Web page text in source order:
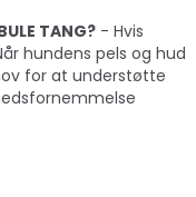
TANG? - Hvis
hundens pels og hud
for at understøtte